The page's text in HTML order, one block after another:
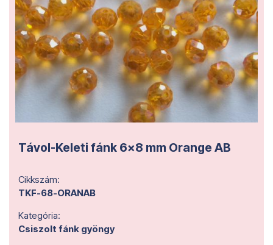
Távol-Keleti fánk 6x8 mm Orange AB
Cikkszám:
TKF-68-ORANAB
Kategória:
Csiszolt fánk gyöngy